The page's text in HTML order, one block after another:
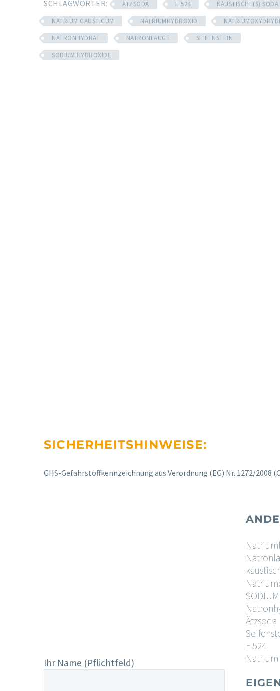
SCHLAGWÖRTER:
ÄTZSODA E 524
KAUSTISCHE(S) SODA
NATRIUM CAUSTICUM
NATRIUMHYDROXID
NATRONHYDRAT
NATRONLAUGE
SEIFENSTEIN
SODIUM HYDROXIDE
SICHERHEITSHINWEISE:
GHS-Gefahrstoffkennzeichnung aus Verordnung (EG) Nr. 1272/2008
Ihr Name (Pflichtfeld)
Ätzsoda
E 524